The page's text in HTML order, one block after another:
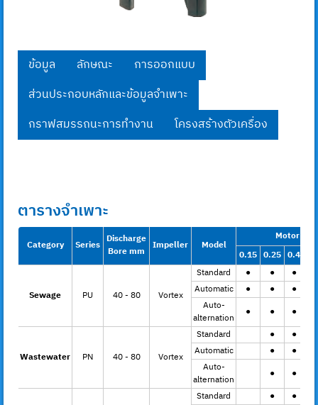
ข้อมูล ลักษณะ
การออกแบบ
ส่วนประกอบหลักและข้อมูลจำเพาะ
กราฟสมรรถนะการทำงาน
โครงสร้างตัวเครื่อง
ตารางจำเพาะ
Category Series Discharge
Bore mm
Impeller Model
Motor
0.15 0.25 0.4
Sewage PU 40 - 80 Vortex
Standard ● ● ●
Automatic
● ● ●
Auto-
alternation
● ● ●
Wastewater PN 40 - 80 Vortex
Standard ● ●
Automatic
● ●
Auto-
alternation
● ●
Standard ● ●